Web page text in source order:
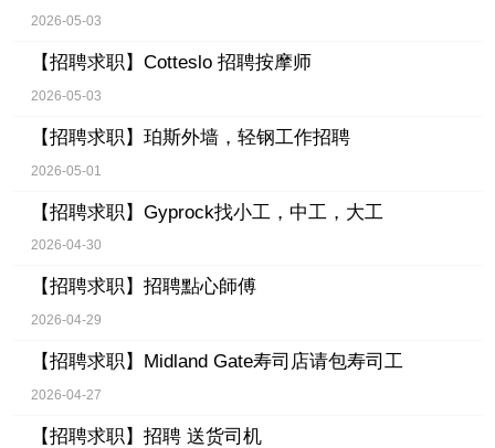
2026-05-03
【招聘求职】 Cotteslo 招聘按摩师
2026-05-03
【招聘求职】 珀斯外墙，轻钢工作招聘
2026-05-01
【招聘求职】 Gyprock找小工，中工，大工
2026-04-30
【招聘求职】 招聘點心師傅
2026-04-29
【招聘求职】 Midland Gate寿司店请包寿司工
2026-04-27
【招聘求职】 招聘 送货司机